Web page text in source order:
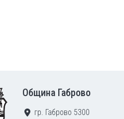
Община Габрово
гр. Габрово 5300